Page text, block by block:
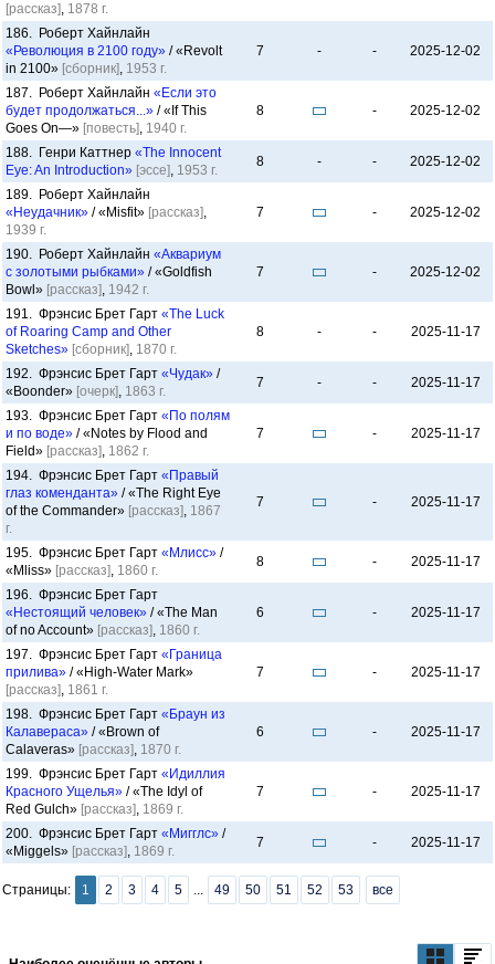
[рассказ], 1878 г.
186. Роберт Хайнлайн
«Революция в 2100 году» / «Revolt
in 2100» [сборник], 1953 г.
7 - - 2025-12-02
187. Роберт Хайнлайн «Если это
будет продолжаться...» / «If This
Goes On—» [повесть], 1940 г.
8 - 2025-12-02
188. Генри Каттнер «The Innocent
Eye: An Introduction» [эссе], 1953 г.
8 - - 2025-12-02
189. Роберт Хайнлайн
«Неудачник» / «Misfit» [рассказ],
1939 г.
7 - 2025-12-02
190. Роберт Хайнлайн «Аквариум
с золотыми рыбками» / «Goldfish
Bowl» [рассказ], 1942 г.
7 - 2025-12-02
191. Фрэнсис Брет Гарт «The Luck
of Roaring Camp and Other
Sketches» [сборник], 1870 г.
8 - - 2025-11-17
192. Фрэнсис Брет Гарт «Чудак» /
«Boonder» [очерк], 1863 г.
7 - - 2025-11-17
193. Фрэнсис Брет Гарт «По полям
и по воде» / «Notes by Flood and
Field» [рассказ], 1862 г.
7 - 2025-11-17
194. Фрэнсис Брет Гарт «Правый
глаз коменданта» / «The Right Eye
of the Commander» [рассказ], 1867
г.
7 - 2025-11-17
195. Фрэнсис Брет Гарт «Млисс» /
«Mliss» [рассказ], 1860 г.
8 - 2025-11-17
196. Фрэнсис Брет Гарт
«Нестоящий человек» / «The Man
of no Account» [рассказ], 1860 г.
6 - 2025-11-17
197. Фрэнсис Брет Гарт «Граница
прилива» / «High-Water Mark»
[рассказ], 1861 г.
7 - 2025-11-17
198. Фрэнсис Брет Гарт «Браун из
Калавераса» / «Brown of
Calaveras» [рассказ], 1870 г.
6 - 2025-11-17
199. Фрэнсис Брет Гарт «Идиллия
Красного Ущелья» / «The Idyl of
Red Gulch» [рассказ], 1869 г.
7 - 2025-11-17
200. Фрэнсис Брет Гарт «Мигглс» /
«Miggels» [рассказ], 1869 г.
7 - 2025-11-17
Страницы: 1 2 3 4 5 ... 49 50 51 52 53 все